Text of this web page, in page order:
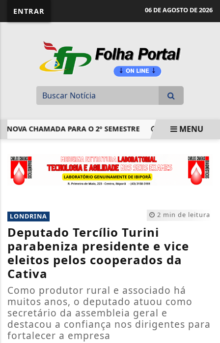
ENTRAR 06 DE AGOSTO DE 2026
CHAMADA PARA O 2º SEMESTRE ESTUDO SOBRE
MENU
2 min de leitura
LONDRINA
Deputado Tercílio Turini
parabeniza presidente e vice
eleitos pelos cooperados da
Cativa
Como produtor rural e associado há
muitos anos, o deputado atuou como
secretário da assembleia geral e
destacou a confiança nos dirigentes para
fortalecer a empresa